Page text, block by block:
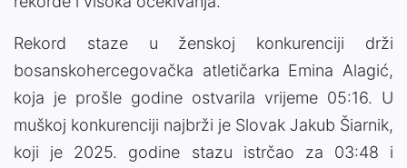
Rekord staze u ženskoj konkurenciji drži
bosanskohercegovačka atletičarka Emina Alagić,
koja je prošle godine ostvarila vrijeme 05:16. U
muškoj konkurenciji najbrži je Slovak Jakub Šiarnik,
koji je 2025. godine stazu istrčao za 03:48 i